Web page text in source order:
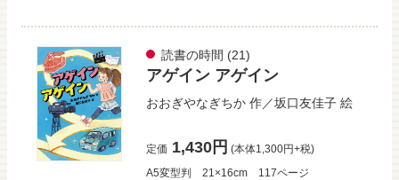
読書の時間 (21)
アゲイン アゲイン
おおぎやなぎちか 作／坂口友佳子 絵
定価 1,430円 (本体1,300円+税)
A5変型判
21×16cm
117ページ